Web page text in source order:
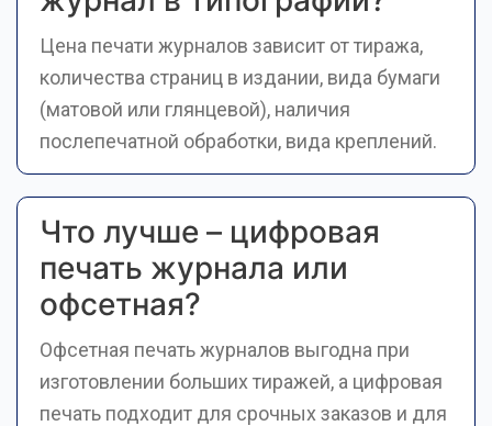
Цена печати журналов зависит от тиража,
количества страниц в издании, вида бумаги
(матовой или глянцевой), наличия
послепечатной обработки, вида креплений.
Что лучше – цифровая
печать журнала или
офсетная?
Офсетная печать журналов выгодна при
изготовлении больших тиражей, а цифровая
печать подходит для срочных заказов и для